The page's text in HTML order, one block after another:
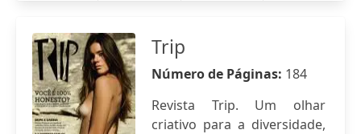
Trip
Número de Páginas: 184
Revista Trip. Um olhar
criativo para a diversidade,